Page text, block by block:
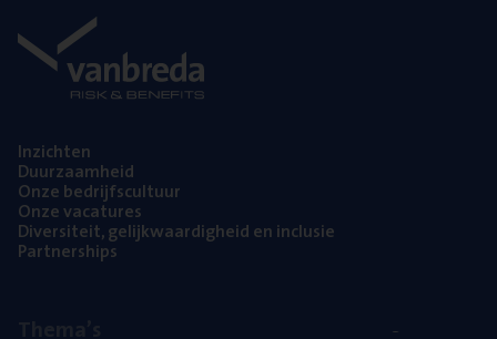
Inzich­ten
Duur­zaam­heid
Onze bedrijfs­cul­tuur
Onze vaca­tu­res
Diver­si­teit, gelijk­waar­dig­heid en inclusie
Part­ner­ships